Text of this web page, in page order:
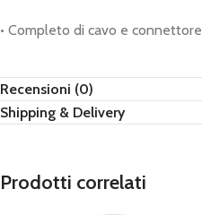
• Completo di cavo e connettore
Recensioni (0)
Shipping & Delivery
Prodotti correlati